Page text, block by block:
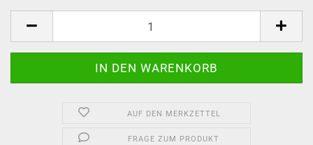
AUF DEN MERKZETTEL
FRAGE ZUM PRODUKT